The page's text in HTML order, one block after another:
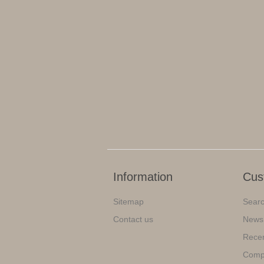
Information
Sitemap
Contact us
News